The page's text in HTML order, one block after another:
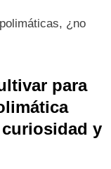
¿no
para
y